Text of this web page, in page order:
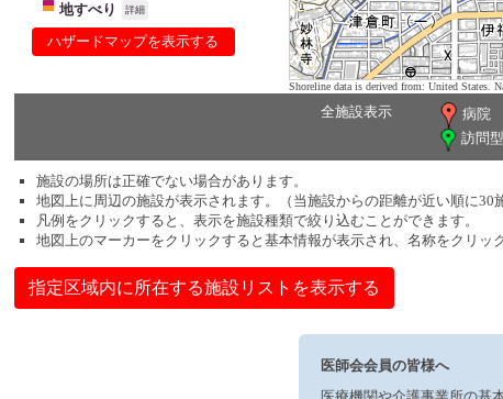
地すべり 詳細
ハザードマップを表示する
Shoreline data is derived from: United States.
全施設表示 病院
訪問型
施設の場所は正確でない場合があります。
地図上に周辺の施設が表示されます。（当施設からの距離が近い順に30
凡例をクリックすると、表示を施設種類で絞り込むことができます。
地図上のマーカーをクリックすると基本情報が表示され、名称をクリッ
指定区域内に所在する施設リストを表示する
医師会会員の皆様へ